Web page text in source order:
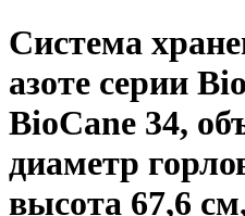
Система
азоте серии
BioCane 34,
диаметр
высота 67,6